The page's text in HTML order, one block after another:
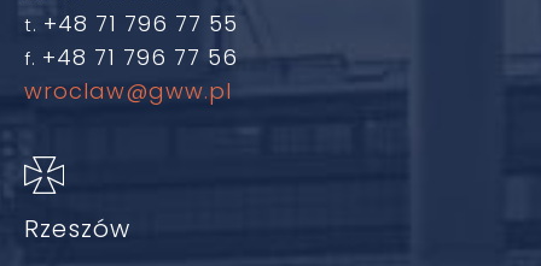
t. +48 71 796 77 55
f. +48 71 796 77 56
wroclaw@gww.pl
Rzeszów